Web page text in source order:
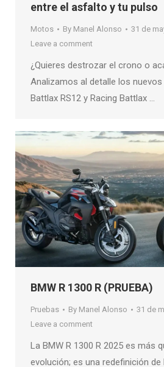
entre el asfalto y tu pulso
Motos By Manel Alonso
31 de
Leave a comment
¿Quieres destrozar el crono o
Analizamos al detalle los
Battlax RS12 y Racing Battlax …
BMW R 1300 R (PRUEBA)
Pruebas By Manel Alonso
31 de
Leave a comment
La BMW R 1300 R 2025 es más
evolución; es una redefinición